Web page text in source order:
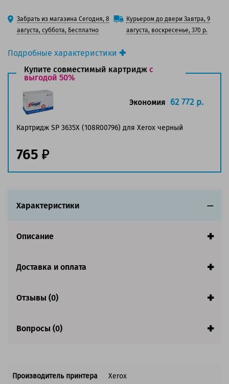
Подробные характеристики
Производитель принтера:Xerox
Производитель:Xerox
Вид товара:
Оригинальность:
Оригинальный
Цвет:Черный
Ресурс:10 000 страниц формата А4 при 5%
Страна: Китай
100 баллов
125 баллов
Забрать из магазина Сегодня, 8
августа, суббота, Бесплатно
Курьером до двери Завтра, 9
августа, воскресенье, 370 р.
Купите совместимый картридж с
выгодой 50%
Картридж SP 3635X (108R00796) для Xerox черный
Экономия 62 772 р.
765
Характеристики
Описание
Доставка и оплата
Отзывы (0)
Вопросы (0)
Производитель принтера Xerox